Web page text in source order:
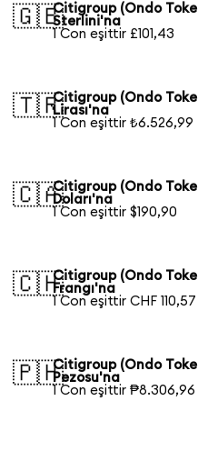
🇬🇧Citigroup (Ondo
Sterlini'na
1 Con eşittir £101,43
🇹🇷Citigroup (Ondo
Lirası'na
1 Con eşittir ₺6.526,99
🇨🇦Citigroup (Ondo
Doları'na
1 Con eşittir $190,90
🇨🇭Citigroup (Ondo
Frangı'na
1 Con eşittir CHF 110,57
🇵🇭Citigroup (Ondo
Pezosu'na
1 Con eşittir ₱8.306,96